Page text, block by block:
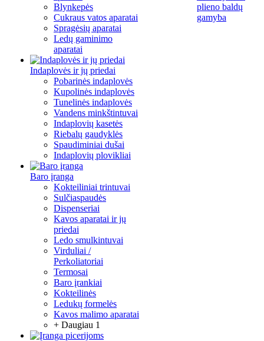
Blynkepės
Cukraus vatos aparatai
Spragėsių aparatai
Ledų gaminimo
aparatai
Indaplovės ir jų priedai
Pobarinės indaplovės
Kupolinės indaplovės
Tunelinės indaplovės
Vandens minkštintuvai
Indaplovių kasetės
Riebalų gaudyklės
Spaudiminiai dušai
Indaplovių plovikliai
Baro įranga
Kokteiliniai trintuvai
Sulčiaspaudės
Dispenseriai
Kavos aparatai ir jų
priedai
Ledo smulkintuvai
Virduliai /
Perkoliatoriai
Termosai
Baro įrankiai
Kokteilinės
Ledukų formelės
Kavos malimo aparatai
+ Daugiau 1
plieno baldų
gamyba